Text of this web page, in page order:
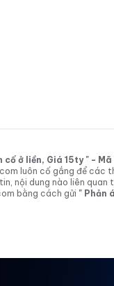
cố ở liền, Giá 15ty " -
luôn cố gắng để các
nội dung nào liên quan
bằng cách gửi " Phản